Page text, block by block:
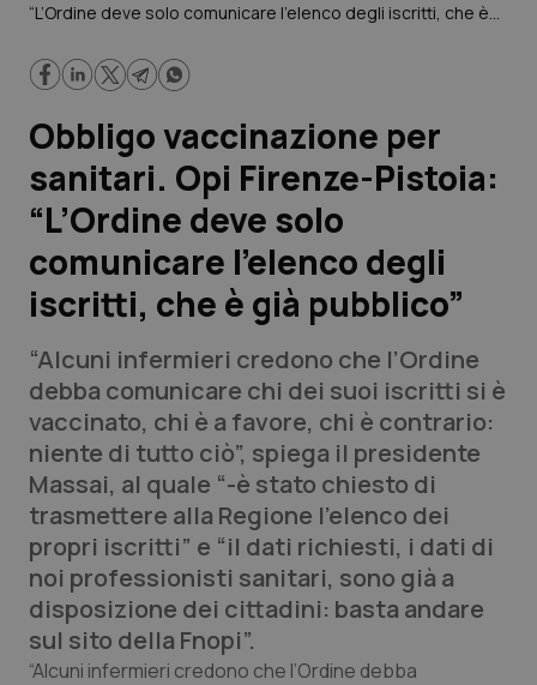
Regioni e Asl
Lavoro e Professioni
Scienza e Farmaci
Studi e Analisi
Lettere al direttore
QS Pro
Professionisti Sanitari.AI
Abruzzo
Basilicata
Calabria
QS Pro Gold
Artrite & artrosi
Asma & BPCO
QS Club Newsletter
“L’Ordine deve solo comunicare l’elenco degli iscritti, che è
Obbligo vaccinazione per
sanitari. Opi Firenze-Pistoia:
“L’Ordine deve solo
comunicare l’elenco degli
iscritti, che è già pubblico”
“Alcuni infermieri credono che l’Ordine
debba comunicare chi dei suoi iscritti si è
vaccinato, chi è a favore, chi è contrario:
niente di tutto ciò”, spiega il presidente
Massai, al quale “-è stato chiesto di
trasmettere alla Regione l’elenco dei
propri iscritti” e “iI dati richiesti, i dati di
noi professionisti sanitari, sono già a
disposizione dei cittadini: basta andare
sul sito della Fnopi”.
“Alcuni infermieri credono che l’Ordine debba